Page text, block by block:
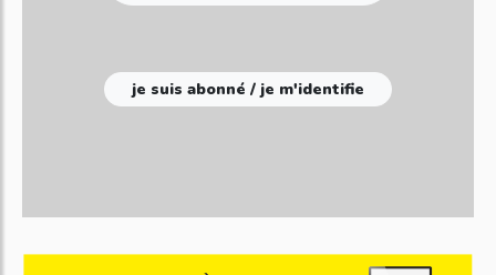
je suis abonné / je m'identifie